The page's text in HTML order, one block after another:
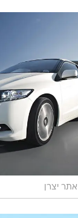
אתר יצרן